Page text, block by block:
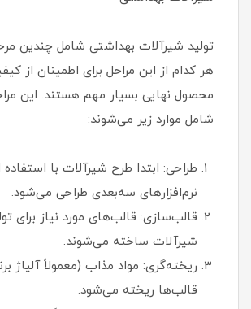
تولید شیرآلات بهداشتی شامل چندین
هر کدام از این مراحل برای اطمینان از
محصول نهایی بسیار مهم هستند. این
شامل موارد زیر می‌شوند:
طراحی: ابتدا طرح شیرآلات با استفاده
نرم‌افزارهای سه‌بعدی طراحی می‌شود.
قالب‌سازی: قالب‌های مورد نیاز برای
شیرآلات ساخته می‌شوند.
ریخته‌گری: مواد مذاب (معمولاً آلیاژ
قالب‌ها ریخته می‌شود.